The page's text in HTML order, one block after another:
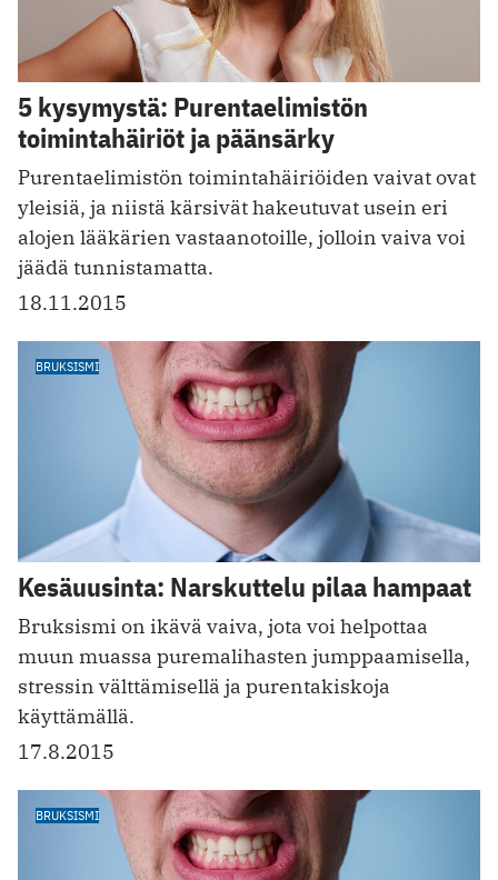
5 kysymystä: Purentaelimistön
toimintahäiriöt ja päänsärky
Purentaelimistön toimintahäiriöiden vaivat ovat
yleisiä, ja niistä kärsivät hakeutuvat usein eri
alojen lääkärien vastaanotoille, jolloin vaiva voi
jäädä tunnistamatta.
18.11.2015
BRUKSISMI
Kesäuusinta: Narskuttelu pilaa hampaat
Bruksismi on ikävä vaiva, jota voi helpottaa
muun muassa puremalihasten jumppaamisella,
stressin välttämisellä ja purentakiskoja
käyttämällä.
17.8.2015
BRUKSISMI